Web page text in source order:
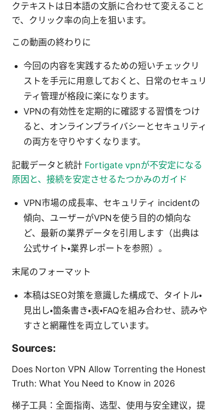
クテキストは日本語の文脈に合わせて変えること
で、クリック率の向上を狙います。
この動画の終わりに
今回の内容を実践するための短いチェックリ
ストを手元に用意しておくと、日常のセキュリ
ティ管理が格段に楽になります。
VPNの有効性を定期的に確認する習慣をつけ
ると、オンラインプライバシーとセキュリティ
の両方を守りやすくなります。
記載データと統計 Fortigate vpnが不安定になる
原因と、接続を安定させるたつかみのガイド
VPN市場の成長率、セキュリティ incidentの
傾向、ユーザーがVPNを使う目的の傾向な
ど、最新の業界データを引用します（出典は
公式サイト・業界レポートを参照）。
末尾のフォーマット
本稿はSEO対策を意識した構成で、タイトル・
見出し・箇条書き・表・FAQを組み合わせ、読みや
すさと網羅性を両立しています。
Sources:
Does Norton VPN Allow Torrenting the Honest
Truth: What You Need to Know in 2026
梯子工具：全面指南、选型、使用与安全建议，提